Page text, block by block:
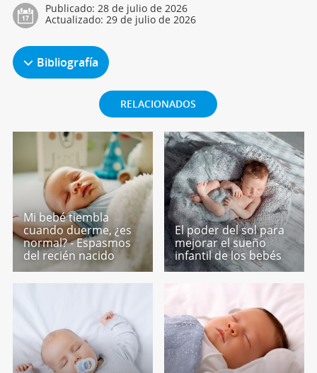
Publicado: 28 de julio de 2026
Actualizado: 29 de julio de 2026
Bibliografía
RELACIONADOS
Mi bebé tiembla
cuando duerme, ¿es
normal? - Espasmos
del recién nacido
El poder del sol para
mejorar el sueño
infantil de los bebés